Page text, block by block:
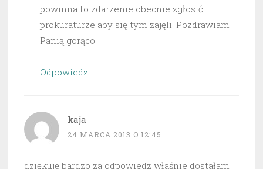
powinna to zdarzenie obecnie zgłosić
prokuraturze aby się tym zajęli. Pozdrawiam
Panią gorąco.
Odpowiedz
kaja
24 MARCA 2013 O 12:45
dziękuję bardzo za odpowiedz właśnie dostałam